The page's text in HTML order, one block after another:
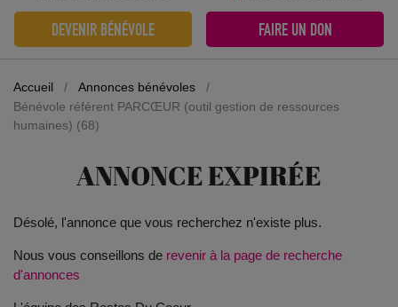
DEVENIR BÉNÉVOLE FAIRE UN DON
Accueil / Annonces bénévoles
/
Bénévole référent PARCŒUR (outil gestion de ressources
humaines) (68)
ANNONCE EXPIRÉE
Désolé, l'annonce que vous recherchez n'existe plus.
Nous vous conseillons de revenir à la page de recherche
d'annonces